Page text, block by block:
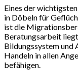
Eines der
in Döbeln für
ist die
Beratungsarbeit
Bildungssystem und
Handeln in allen
befähigen.